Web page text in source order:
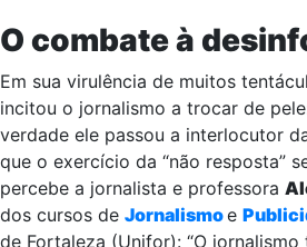
O combate à
Em sua virulência de muitos
incitou o jornalismo a trocar de
verdade ele passou a interlocutor
que o exercício da “não resposta”
percebe a jornalista e professora
dos cursos de Jornalismoe
de Fortaleza (Unifor): “O